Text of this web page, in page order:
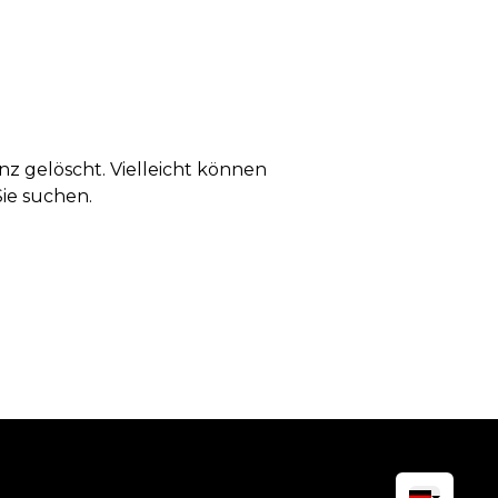
gelöscht. Vielleicht können
suchen.